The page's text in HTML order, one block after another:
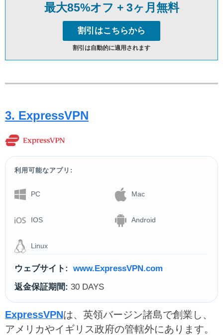
最大85%オフ + 3ヶ月無料
割引はこちらから
割引は自動的に適用されます
3. ExpressVPN
利用可能なアプリ:
PC Mac
IOS Android
Linux
ウェブサイト:
www.ExpressVPN.com
返金保証期間: 30 DAYS
ExpressVPNは、英領バージン諸島で創業し、
アメリカやイギリス政府の管轄外にあります。